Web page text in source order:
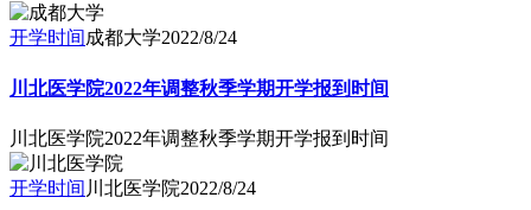
开学时间 成都大学2022/8/24
川北医学院2022年调整秋季学期开学报到时间
川北医学院2022年调整秋季学期开学报到时间
开学时间 川北医学院2022/8/24